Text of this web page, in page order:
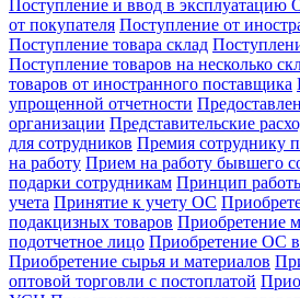
Поступление и ввод в эксплуатацию
от покупателя Поступление от
Поступление товара склад
Поступление товаров на несколько
товаров от иностранного поставщика
упрощенной отчетности
организации Представительские
для сотрудников Премия сотруднику
на работу Прием на работу бывшего
подарки сотрудникам Принцип работы
учета Принятие к учету ОС
подакцизных товаров Приобретение
подотчетное лицо Приобретение ОС в
Приобретение сырья и материалов
оптовой торговли с постоплатой